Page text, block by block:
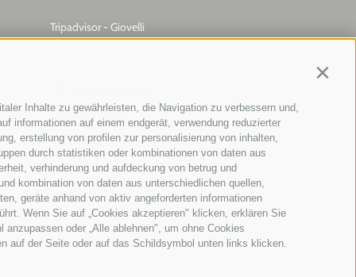
Inhalte zu gewährleisten, die Navigation zu verbessern und,
informationen auf einem endgerät, verwendung reduzierter
erstellung von profilen zur personalisierung von inhalten,
durch statistiken oder kombinationen von daten aus
verhinderung und aufdeckung von betrug und
kombination von daten aus unterschiedlichen quellen,
geräte anhand von aktiv angeforderten informationen
Wenn Sie auf „Cookies akzeptieren" klicken, erklären Sie
oder „Alle ablehnen", um ohne Cookies
auf der Seite oder auf das Schildsymbol unten links klicken.
Tripadvisor - Giovelli
Anfrage
Online Buchen
Webcam
Social Wall